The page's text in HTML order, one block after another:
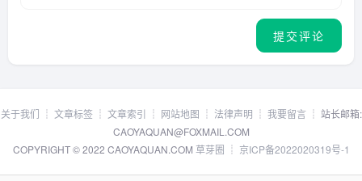
关于我们 ┊ 文章标签┊ 文章索引 ┊ 网站地图 ┊ 法律声明 ┊ 我要留言┊ 站长邮箱:
CAOYAQUAN@FOXMAIL.COM
COPYRIGHT © 2022 CAOYAQUAN.COM 草芽圈 ┊ 京ICP备2022020319号-1